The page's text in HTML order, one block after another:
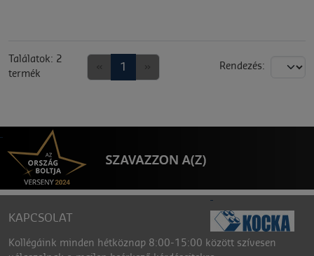
Találatok: 2
termék
1 Rendezés:
KAPCSOLAT
Kollégáink minden hétköznap 8:00-15:00 között szívesen